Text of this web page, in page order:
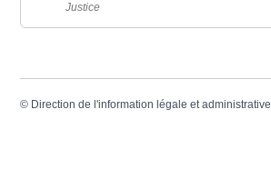
Justice
© Direction de l'information légale et administrative